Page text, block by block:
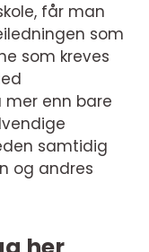
får man
som
som kreves
mer enn bare
samtidig
og andres